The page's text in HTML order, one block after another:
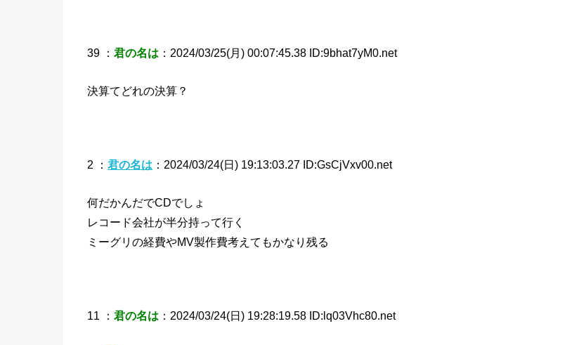
39 ： 君の名は ：2024/03/25(月) 00:07:45.38 ID:9bhat7yM0.net
決算てどれの決算？
2 ： 君の名は ：2024/03/24(日) 19:13:03.27 ID:GsCjVxv00.net
何だかんだでCDでしょ
レコード会社が半分持って行く
ミーグリの経費やMV製作費考えてもかなり残る
11 ： 君の名は ：2024/03/24(日) 19:28:19.58 ID:lq03Vhc80.net